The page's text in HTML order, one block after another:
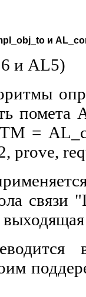
и
и AL5)
=
prove,